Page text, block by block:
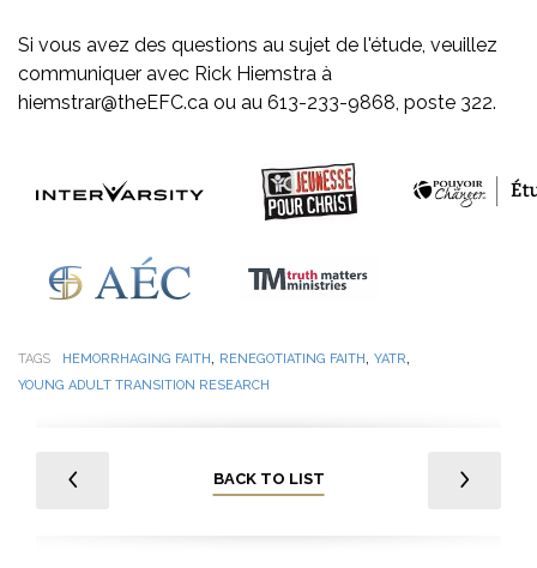
Si vous avez des questions au sujet de l'étude, veuillez
communiquer avec Rick Hiemstra à
hiemstrar@theEFC.ca ou au 613-233-9868, poste 322.
TAGS HEMORRHAGING FAITH, RENEGOTIATING FAITH, YATR,
YOUNG ADULT TRANSITION RESEARCH
BACK TO LIST